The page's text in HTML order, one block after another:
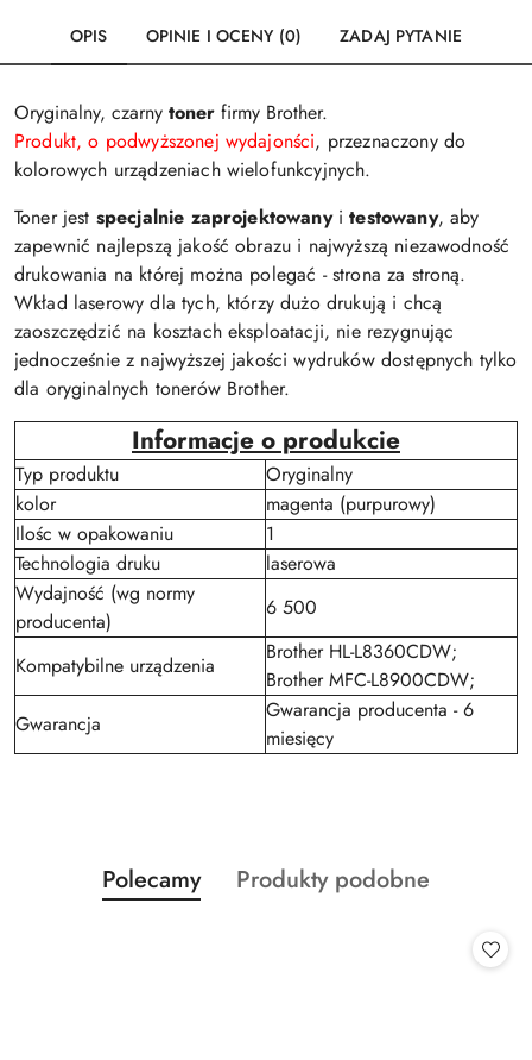
OPIS OPINIE I OCENY (0) ZADAJ PYTANIE
Oryginalny, czarny toner firmy Brother.
Produkt, o podwyższonej wydajonści, przeznaczony do
kolorowych urządzeniach wielofunkcyjnych.
Toner jest specjalnie zaprojektowanyitestowany, aby
zapewnić najlepszą jakość obrazu i najwyższą niezawodność
drukowania na której można polegać - strona za stroną.
Wkład laserowy dla tych, którzy dużo drukują i chcą
zaoszczędzić na kosztach eksploatacji, nie rezygnując
jednocześnie z najwyższej jakości wydruków dostępnych tylko
dla oryginalnych tonerów Brother.
Informacje o produkcie
Typ produktu
Oryginalny
kolor
magenta (purpurowy)
Ilośc w opakowaniu
1
Technologia druku
laserowa
Wydajność (wg normy
producenta)
6 500
Kompatybilne urządzenia
Brother HL-L8360CDW;
Brother MFC-L8900CDW;
Gwarancja
Gwarancja producenta - 6
miesięcy
Pomiń karuzelę produktów
Produkty
o
Polecamy
Produkty
Produkty podobne